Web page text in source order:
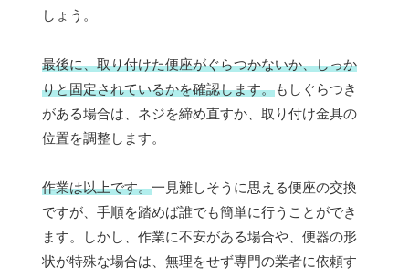
しょう。
最後に、取り付けた便座がぐらつかないか、しっか
りと固定されているかを確認します。もしぐらつき
がある場合は、ネジを締め直すか、取り付け金具の
位置を調整します。
作業は以上です。一見難しそうに思える便座の交換
ですが、手順を踏めば誰でも簡単に行うことができ
ます。しかし、作業に不安がある場合や、便器の形
状が特殊な場合は、無理をせず専門の業者に依頼す